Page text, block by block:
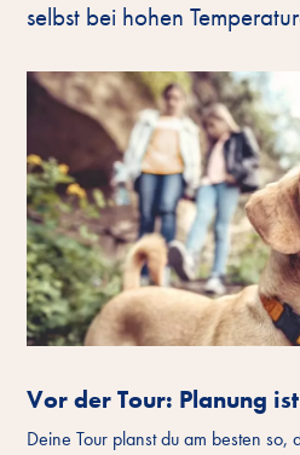
selbst bei hohen
Vor der Tour: Planung
Deine Tour planst du am besten so,